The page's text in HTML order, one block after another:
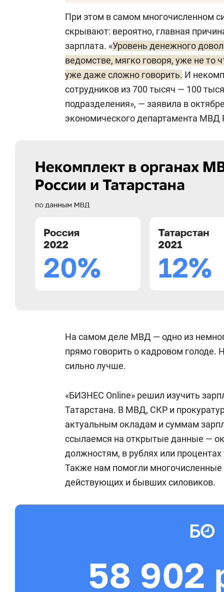
процентов. Такие подразделения,
участковые, конвой, ППС, имеют
только в Татарстане, мы в
температуру по больнице“. Даже в
зависит от средней зарплаты в
интервью ведомственной газете в
Более того, заявил Хохорин,
максимум, то в 2022-м — 23. Правда,
с большим объемом, — рассказывал
На заседании Госсовета в марте
реализации льгот для сотрудников
приобретение жилья (или его
работу в органы внутренних дел
первый зам Хохорина
мобилизации. Несмотря на
намеренно, умышленно не
При этом в самом многочисленном
скрывают: вероятно, главная
зарплата. «Уровень денежного
ведомстве, мягко говоря, уже не то
уже даже сложно говорить. И
сотрудников из 700 тысяч — 100
подразделения», — заявила в
экономического департамента МВД
На самом деле МВД — одно из
прямо говорить о кадровом голоде.
сильно лучше.
«БИЗНЕС Online» решил изучить
Татарстана. В МВД, СКР и
актуальным окладам и суммам
ссылаемся на открытые данные —
должностям, в рублях или
Также нам помогли многочисленные
действующих и бывших силовиков.